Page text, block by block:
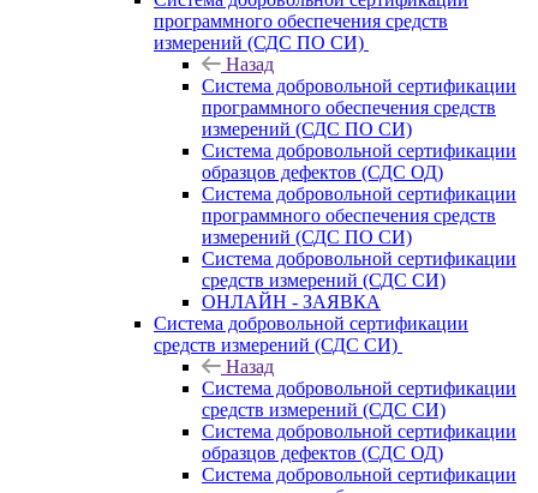
программного обеспечения средств
измерений (СДС ПО СИ)
Назад
Система добровольной сертификации
программного обеспечения средств
измерений (СДС ПО СИ)
Система добровольной сертификации
образцов дефектов (СДС ОД)
Система добровольной сертификации
программного обеспечения средств
измерений (СДС ПО СИ)
Система добровольной сертификации
средств измерений (СДС СИ)
ОНЛАЙН - ЗАЯВКА
Система добровольной сертификации
средств измерений (СДС СИ)
Назад
Система добровольной сертификации
средств измерений (СДС СИ)
Система добровольной сертификации
образцов дефектов (СДС ОД)
Система добровольной сертификации